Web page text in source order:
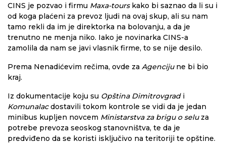
CINS je pozvao i firmu Maxa-tourskako bi saznao da li su i
od koga plaćeni za prevoz ljudi na ovaj skup, ali su nam
tamo rekli da im je direktorka na bolovanju, a da je
trenutno ne menja niko. Iako je novinarka CINS-a
zamolila da nam se javi vlasnik firme, to se nije desilo.
Prema Nenadićevim rečima, ovde za Agencijune bi bio
kraj.
Iz dokumentacije koju su Opština Dimitrovgradi
Komunalacdostavili tokom kontrole se vidi da je jedan
minibus kupljen novcem Ministarstva za brigu o seluza
potrebe prevoza seoskog stanovništva, te da je
predviđeno da se koristi isključivo na teritoriji te opštine.